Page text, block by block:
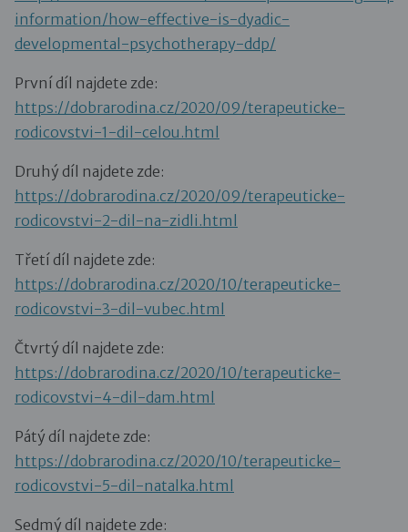
information/how-effective-is-dyadic-
developmental-psychotherapy-ddp/
První díl najdete zde:
https://dobrarodina.cz/2020/09/terapeuticke-
rodicovstvi-1-dil-celou.html
Druhý díl najdete zde:
https://dobrarodina.cz/2020/09/terapeuticke-
rodicovstvi-2-dil-na-zidli.html
Třetí díl najdete zde:
https://dobrarodina.cz/2020/10/terapeuticke-
rodicovstvi-3-dil-vubec.html
Čtvrtý díl najdete zde:
https://dobrarodina.cz/2020/10/terapeuticke-
rodicovstvi-4-dil-dam.html
Pátý díl najdete zde:
https://dobrarodina.cz/2020/10/terapeuticke-
rodicovstvi-5-dil-natalka.html
Sedmý díl najdete zde: